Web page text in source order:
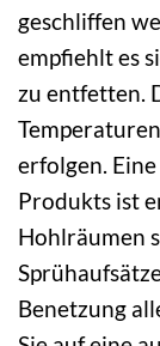
geschliffen
empfiehlt es
zu entfetten.
erfolgen.
Produkts ist
Hohlräumen
Benetzung